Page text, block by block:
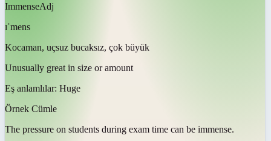
ImmenseAdj
ɪˈmens
Kocaman, uçsuz bucaksız, çok büyük
Unusually great in size or amount
Eş anlamlılar: Huge
Örnek Cümle
The pressure on students during exam time can be immense.